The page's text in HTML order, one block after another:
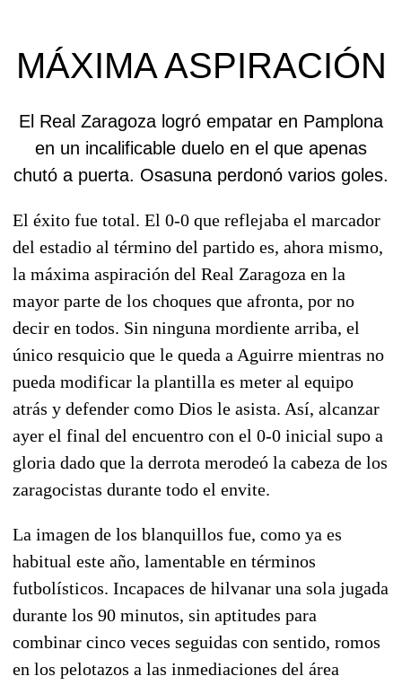
MÁXIMA ASPIRACIÓN
El Real Zaragoza logró empatar en Pamplona
en un incalificable duelo en el que apenas
chutó a puerta. Osasuna perdonó varios goles.
El éxito fue total. El 0-0 que reflejaba el marcador
del estadio al término del partido es, ahora mismo,
la máxima aspiración del Real Zaragoza en la
mayor parte de los choques que afronta, por no
decir en todos. Sin ninguna mordiente arriba, el
único resquicio que le queda a Aguirre mientras no
pueda modificar la plantilla es meter al equipo
atrás y defender como Dios le asista. Así, alcanzar
ayer el final del encuentro con el 0-0 inicial supo a
gloria dado que la derrota merodeó la cabeza de los
zaragocistas durante todo el envite.
La imagen de los blanquillos fue, como ya es
habitual este año, lamentable en términos
futbolísticos. Incapaces de hilvanar una sola jugada
durante los 90 minutos, sin aptitudes para
combinar cinco veces seguidas con sentido, romos
en los pelotazos a las inmediaciones del área